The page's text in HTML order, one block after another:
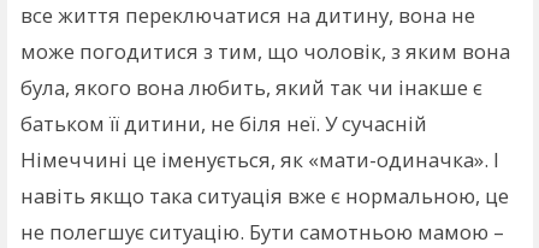
все життя переключатися на дитину, вона не
може погодитися з тим, що чоловік, з яким вона
була, якого вона любить, який так чи інакше є
батьком її дитини, не біля неї. У сучасній
Німеччині це іменується, як «мати-одиначка». І
навіть якщо така ситуація вже є нормальною, це
не полегшує ситуацію. Бути самотньою мамою –